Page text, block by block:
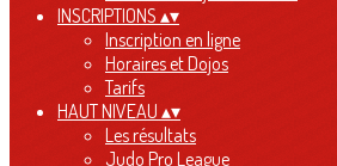
INSCRIPTIONS ▴▾
Inscription en ligne
Horaires et Dojos
Tarifs
HAUT NIVEAU ▴▾
Les résultats
Judo Pro League